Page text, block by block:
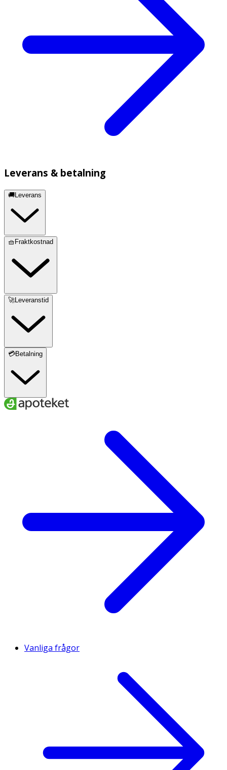
Leverans & betalning
🚚Leverans
🧺Fraktkostnad
🚀Leveranstid
💳Betalning
Vanliga frågor